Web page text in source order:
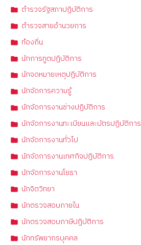
ตำรวจรัฐสภาปฏิบัติการ
ตำรวจสายอำนวยการ
ท้องถิ่น
นักการทูตปฏิบัติการ
นักจดหมายเหตุปฏิบัติการ
นักจัดการความรู้
นักจัดการงานช่างปฏิบัติการ
นักจัดการงานทะเบียนและบัตรปฏิบัติการ
นักจัดการงานทั่วไป
นักจัดการงานเทศกิจปฏิบัติการ
นักจัดการงานโยธา
นักจิตวิทยา
นักตรวจสอบภายใน
นักตรวจสอบภาษีปฏิบัติการ
นักทรัพยากรบุคคล